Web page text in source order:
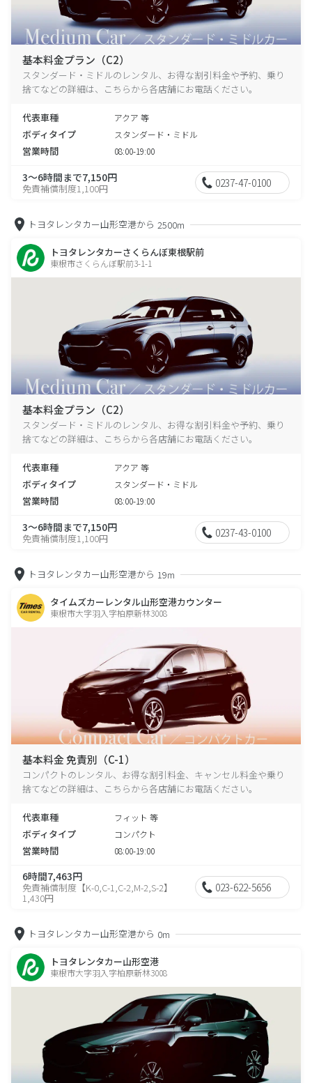
基本料金プラン（C2）
スタンダード・ミドルのレンタル、お得な割引料金や予約、乗り
捨てなどの詳細は、こちらから各店舗にお電話ください。
代表車種 アクア 等
ボディタイプ スタンダード・ミドル
営業時間 08:00-19:00
3～6時間まで7,150円
免責補償制度1,100円 0237-47-0100
トヨタレンタカー山形空港から 2500m
トヨタレンタカーさくらんぼ東根駅前
東根市さくらんぼ駅前3-1-1
基本料金プラン（C2）
スタンダード・ミドルのレンタル、お得な割引料金や予約、乗り
捨てなどの詳細は、こちらから各店舗にお電話ください。
代表車種 アクア 等
ボディタイプ スタンダード・ミドル
営業時間 08:00-19:00
3～6時間まで7,150円
免責補償制度1,100円 0237-43-0100
トヨタレンタカー山形空港から 19m
タイムズカーレンタル山形空港カウンター
東根市大字羽入字柏原新林3008
基本料金 免責別（C-1）
コンパクトのレンタル、お得な割引料金、キャンセル料金や乗り
捨てなどの詳細は、こちらから各店舗にお電話ください。
代表車種 フィット 等
ボディタイプ コンパクト
営業時間 08:00-19:00
6時間7,463円
免責補償制度【K-0,C-1,C-2,M-2,S-2】
1,430円
023-622-5656
トヨタレンタカー山形空港から 0m
トヨタレンタカー山形空港
東根市大字羽入字柏原新林3008